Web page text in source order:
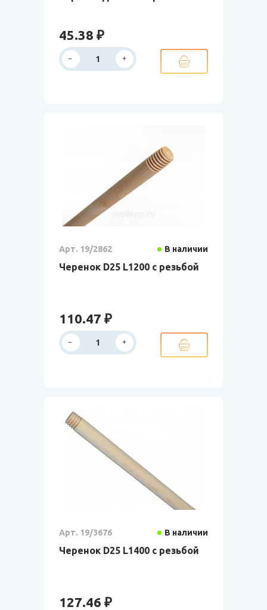
45.38 ₽
Арт. 19/2862 В наличии
Черенок D25 L1200 с резьбой
110.47 ₽
Арт. 19/3676 В наличии
Черенок D25 L1400 с резьбой
127.46 ₽